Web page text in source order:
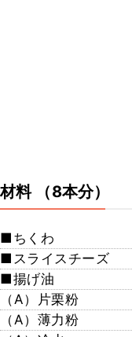
材料 （8本分）
■ちくわ
■スライスチーズ
■揚げ油
（A）片栗粉
（A）薄力粉